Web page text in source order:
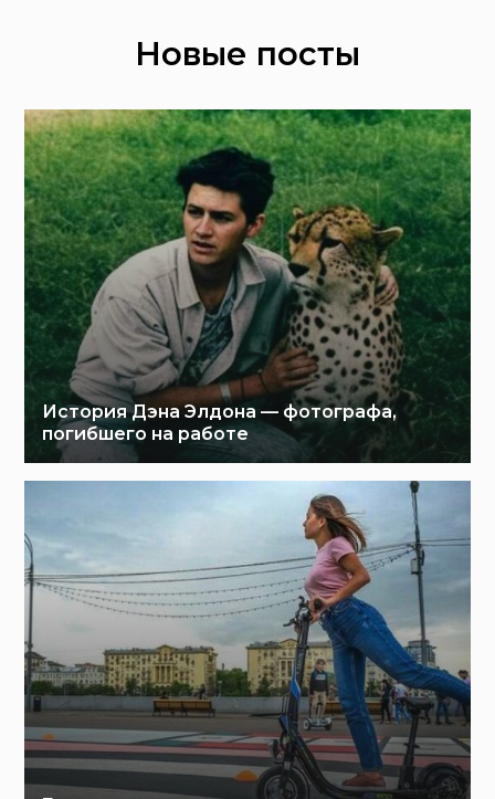
Новые посты
История Дэна Элдона — фотографа,
погибшего на работе